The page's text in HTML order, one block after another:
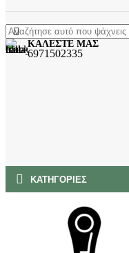
ΚΑΛΕΣΤΕ ΜΑΣ
6971502335
ΚΑΤΗΓΟΡΙΕΣ